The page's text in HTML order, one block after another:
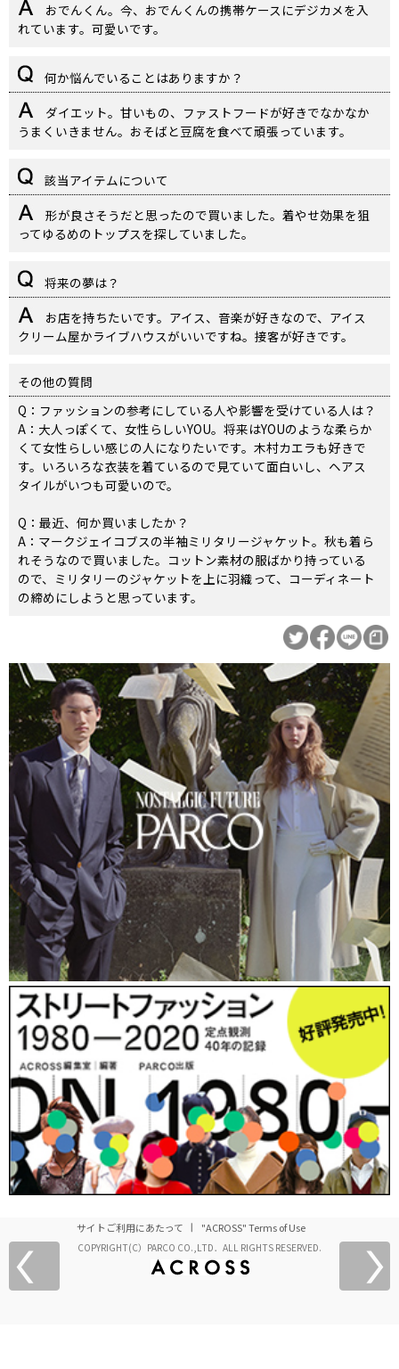
おでんくん。今、おでんくんの携帯ケースにデジカメを入
れています。可愛いです。
何か悩んでいることはありますか？
ダイエット。甘いもの、ファストフードが好きでなかなか
うまくいきません。おそばと豆腐を食べて頑張っています。
該当アイテムについて
形が良さそうだと思ったので買いました。着やせ効果を狙
ってゆるめのトップスを探していました。
将来の夢は？
お店を持ちたいです。アイス、音楽が好きなので、アイス
クリーム屋かライブハウスがいいですね。接客が好きです。
その他の質問
Q：ファッションの参考にしている人や影響を受けている人は？
A：大人っぽくて、女性らしいYOU。将来はYOUのような柔らか
くて女性らしい感じの人になりたいです。木村カエラも好きで
す。いろいろな衣装を着ているので見ていて面白いし、ヘアス
タイルがいつも可愛いので。
Q：最近、何か買いましたか？
A：マークジェイコブスの半袖ミリタリージャケット。秋も着ら
れそうなので買いました。コットン素材の服ばかり持っている
ので、ミリタリーのジャケットを上に羽織って、コーディネート
の締めにしようと思っています。
サイトご利用にあたって "ACROSS" Terms of Use
COPYRIGHT(C）PARCO CO.,LTD．ALL RIGHTS RESERVED.